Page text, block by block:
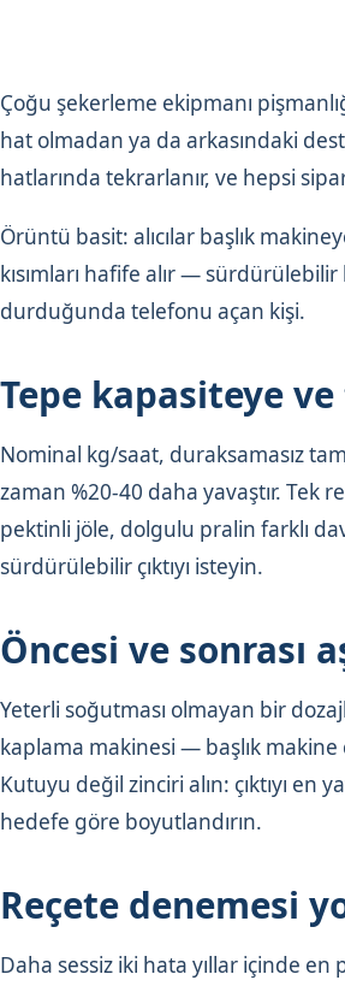
Çoğu şekerleme ekipmanı
hat olmadan ya da arkasındaki
hatlarında tekrarlanır, ve hepsi
Örüntü basit: alıcılar başlık
kısımları hafife alır —
durduğunda telefonu açan kişi.
Tepe kapasiteye
Nominal kg/saat, duraksamasız
zaman %20-40 daha yavaştır.
pektinli jöle, dolgulu pralin farklı
sürdürülebilir çıktıyı isteyin.
Öncesi ve sonrası
Yeterli soğutması olmayan bir
kaplama makinesi — başlık makine
Kutuyu değil zinciri alın: çıktıyı
hedefe göre boyutlandırın.
Reçete denemesi
Daha sessiz iki hata yıllar içinde